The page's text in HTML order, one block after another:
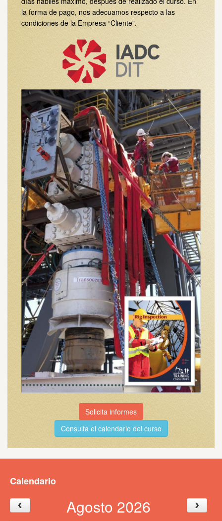
la forma de pago, nos adecuamos respecto a las
condiciones de la Empresa “Cliente”.
Solicita informes
Consulta el calendario del curso
Calendario
Agosto 2026